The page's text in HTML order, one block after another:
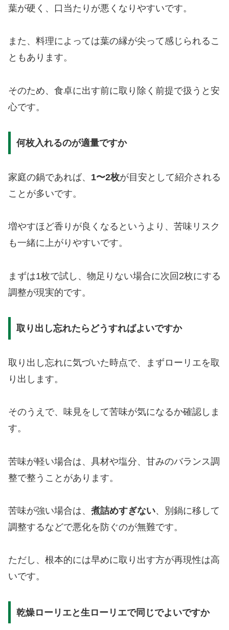
葉が硬く、口当たりが悪くなりやすいです。
また、料理によっては葉の縁が尖って感じられるこ
ともあります。
そのため、食卓に出す前に取り除く前提で扱うと安
心です。
何枚入れるのが適量ですか
家庭の鍋であれば、 1〜2枚が目安として紹介される
ことが多いです。
増やすほど香りが良くなるというより、苦味リスク
も一緒に上がりやすいです。
まずは1枚で試し、物足りない場合に次回2枚にする
調整が現実的です。
取り出し忘れたらどうすればよいですか
取り出し忘れに気づいた時点で、まずローリエを取
り出します。
そのうえで、味見をして苦味が気になるか確認しま
す。
苦味が軽い場合は、具材や塩分、甘みのバランス調
整で整うことがあります。
苦味が強い場合は、 煮詰めすぎない、別鍋に移して
調整するなどで悪化を防ぐのが無難です。
ただし、根本的には早めに取り出す方が再現性は高
いです。
乾燥ローリエと生ローリエで同じでよいですか